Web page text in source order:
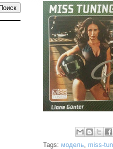
Tags: модель, miss-